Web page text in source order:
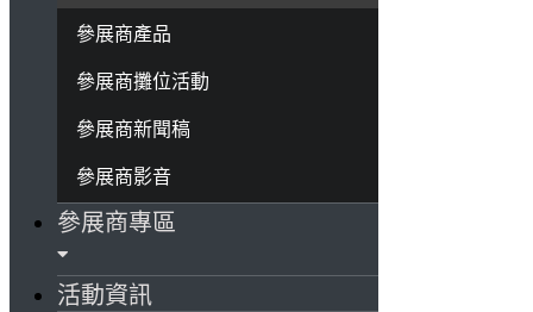
參展商產品
參展商攤位活動
參展商新聞稿
參展商影音
參展商專區
活動資訊